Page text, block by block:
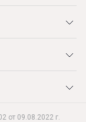
от 09.08.2022 г.